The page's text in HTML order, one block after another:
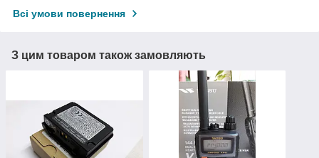
Всі умови повернення
З цим товаром також замовляють